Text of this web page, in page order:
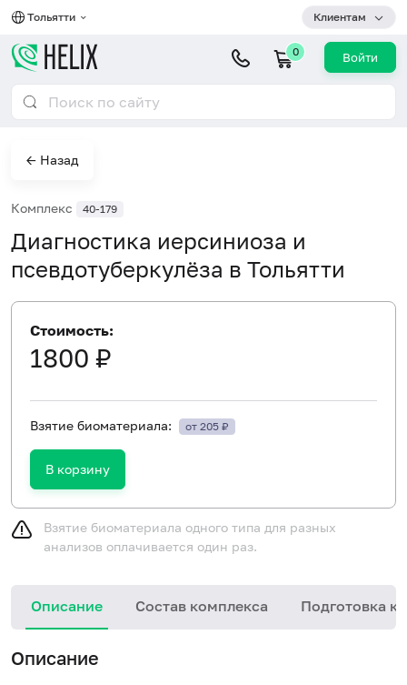
Тольятти Клиентам
0 Войти
← Назад
Комплекс 40-179
Диагностика иерсиниоза и
псевдотуберкулёза в Тольятти
Стоимость:
1800 ₽
Взятие биоматериала: от 205 ₽
В корзину
Взятие биоматериала одного типа для разных
анализов оплачивается один раз.
Описание Состав комплекса Подготовка к
Описание